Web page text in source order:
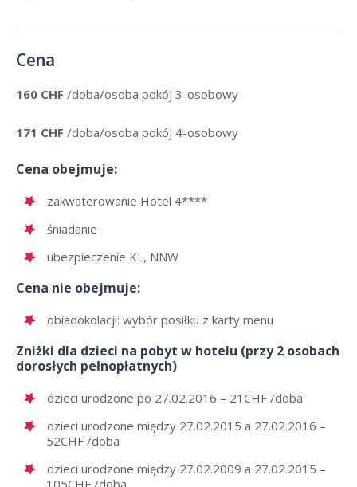
Cena
160 CHF /doba/osoba pokój 3-osobowy
171 CHF /doba/osoba pokój 4-osobowy
Cena obejmuje:
zakwaterowanie Hotel 4****
śniadanie
ubezpieczenie KL, NNW
Cena nie obejmuje:
obiadokolacji: wybór posiłku z karty menu
Zniżki dla dzieci na pobyt w hotelu (przy 2 osobach
dorosłych pełnopłatnych)
dzieci urodzone po 27.02.2016 – 21CHF /doba
dzieci urodzone między 27.02.2015 a 27.02.2016 –
52CHF /doba
dzieci urodzone między 27.02.2009 a 27.02.2015 –